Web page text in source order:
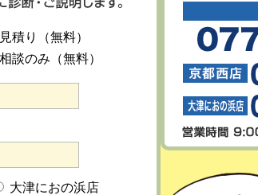
見積り（無料）
相談のみ（無料）
大津におの浜店